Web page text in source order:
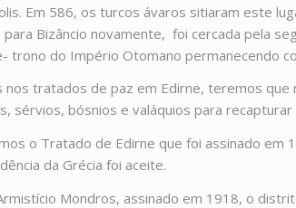
Em 586, os turcos ávaros sitiaram este
Bizâncio novamente, foi cercada pela
trono do Império Otomano permanecendo
nos tratados de paz em Edirne, teremos que
sérvios, bósnios e valáquios para
o Tratado de Edirne que foi assinado
da Grécia foi aceite.
Mondros, assinado em 1918, o